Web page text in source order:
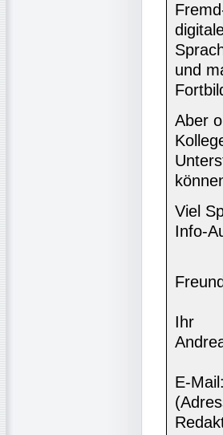
und
Aber
Viel
Info-
Ihr
E-